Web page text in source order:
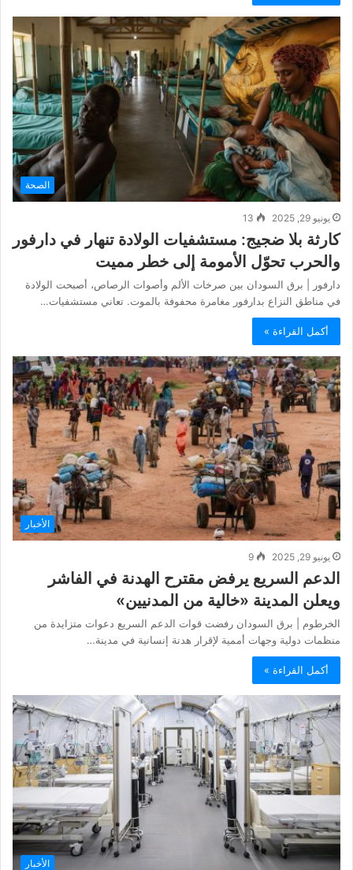
الصحة
يونيو 29, 2025 13
كارثة بلا ضجيج: مستشفيات الولادة تنهار في دارفور
والحرب تحوّل الأمومة إلى خطر مميت
دارفور | برق السودان بين صرخات الألم وأصوات الرصاص، أصبحت الولادة
في مناطق النزاع بدارفور مغامرة محفوفة بالموت. تعاني مستشفيات…
أكمل القراءة »
الأخبار
يونيو 29, 2025 9
الدعم السريع يرفض مقترح الهدنة في الفاشر
ويعلن المدينة «خالية من المدنيين»
الخرطوم | برق السودان رفضت قوات الدعم السريع دعوات متزايدة من
منظمات دولية وجهات أممية لإقرار هدنة إنسانية في مدينة…
أكمل القراءة »
الأخبار